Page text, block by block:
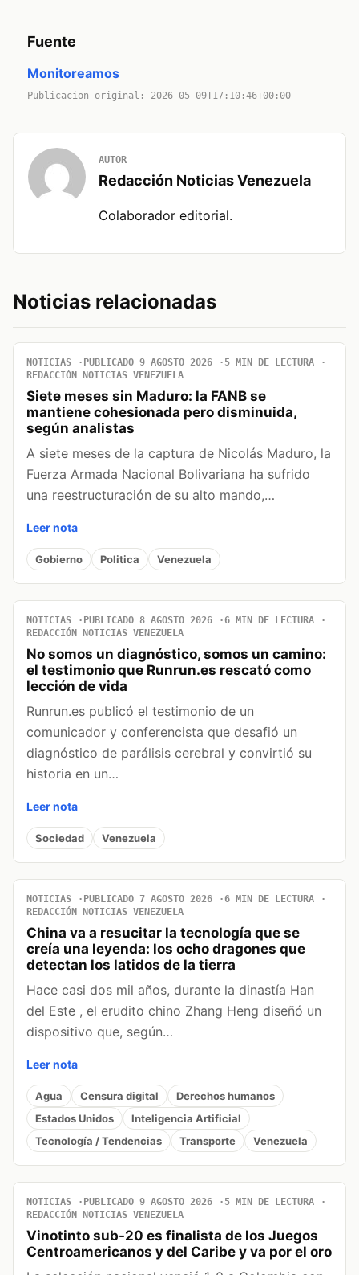
Fuente
Monitoreamos
Publicacion original: 2026-05-09T17:10:46+00:00
AUTOR
Redacción Noticias Venezuela
Colaborador editorial.
Noticias relacionadas
NOTICIAS PUBLICADO 9 AGOSTO 2026
5 MIN DE LECTURA
REDACCIÓN NOTICIAS VENEZUELA
Siete meses sin Maduro: la FANB se
mantiene cohesionada pero disminuida,
según analistas
A siete meses de la captura de Nicolás Maduro, la
Fuerza Armada Nacional Bolivariana ha sufrido
una reestructuración de su alto mando,…
Leer nota
Gobierno Politica Venezuela
NOTICIAS PUBLICADO 8 AGOSTO 2026
6 MIN DE LECTURA
REDACCIÓN NOTICIAS VENEZUELA
No somos un diagnóstico, somos un camino:
el testimonio que Runrun.es rescató como
lección de vida
Runrun.es publicó el testimonio de un
comunicador y conferencista que desafió un
diagnóstico de parálisis cerebral y convirtió su
historia en un…
Leer nota
Sociedad Venezuela
NOTICIAS PUBLICADO 7 AGOSTO 2026
6 MIN DE LECTURA
REDACCIÓN NOTICIAS VENEZUELA
China va a resucitar la tecnología que se
creía una leyenda: los ocho dragones que
detectan los latidos de la tierra
Hace casi dos mil años, durante la dinastía Han
del Este , el erudito chino Zhang Heng diseñó un
dispositivo que, según…
Leer nota
Agua Censura digital
Derechos humanos
Estados Unidos
Inteligencia Artificial
Tecnología / Tendencias
Transporte Venezuela
NOTICIAS PUBLICADO 9 AGOSTO 2026
5 MIN DE LECTURA
REDACCIÓN NOTICIAS VENEZUELA
Vinotinto sub-20 es finalista de los Juegos
Centroamericanos y del Caribe y va por el oro